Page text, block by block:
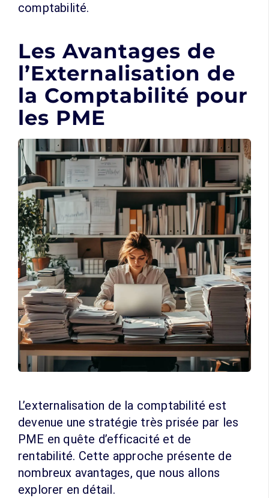
comptabilité.
Les Avantages de
l’Externalisation de
la Comptabilité pour
les PME
L’externalisation de la comptabilité est
devenue une stratégie très prisée par les
PME en quête d’efficacité et de
rentabilité. Cette approche présente de
nombreux avantages, que nous allons
explorer en détail.